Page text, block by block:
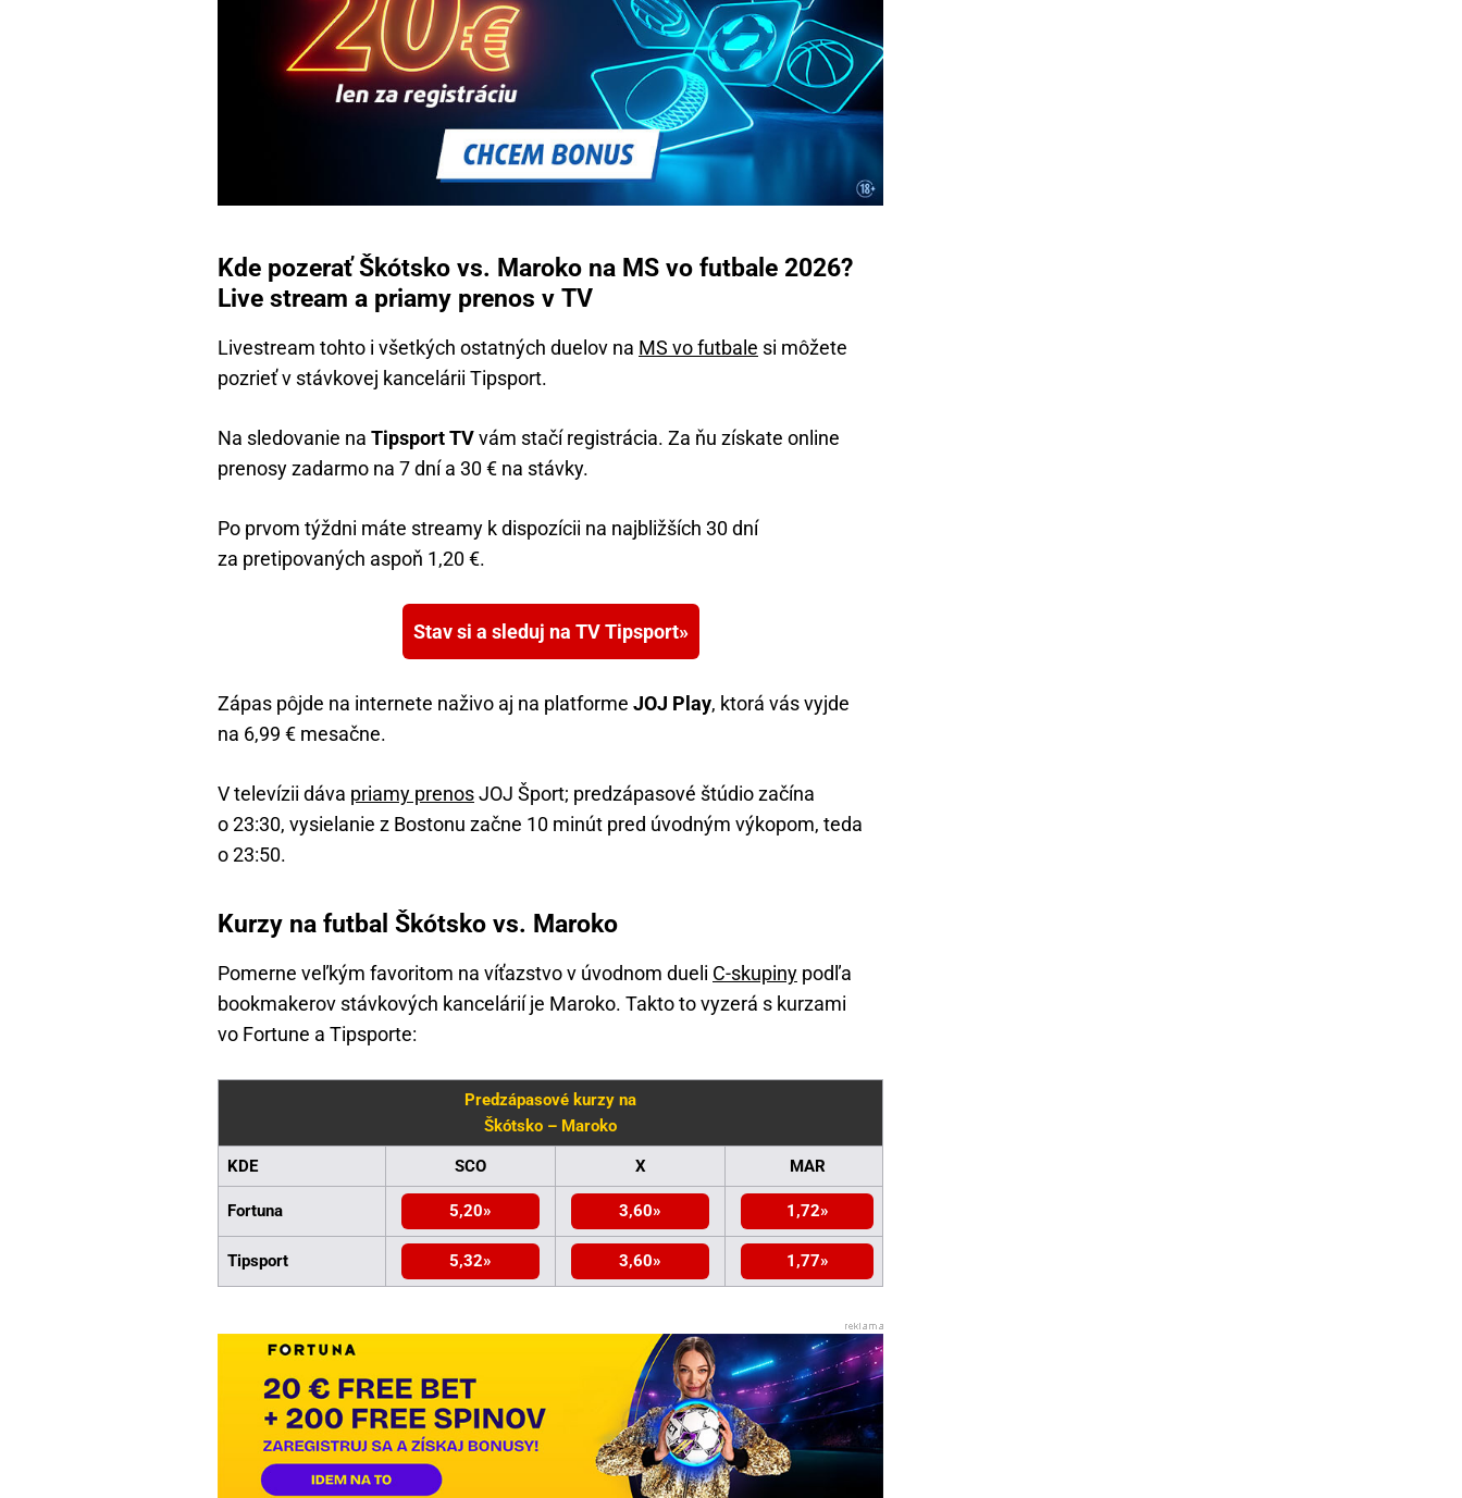
Kde pozerať Škótsko vs. Maroko na MS vo futbale 2026?
Live stream a priamy prenos v TV
Livestream tohto i všetkých ostatných duelov na MS vo futbale si môžete
pozrieť v stávkovej kancelárii Tipsport.
Na sledovanie na Tipsport TVvám stačí registrácia. Za ňu získate online
prenosy zadarmo na 7 dní a 30 € na stávky.
Po prvom týždni máte streamy k dispozícii na najbližších 30 dní
za pretipovaných aspoň 1,20 €.
Stav si a sleduj na TV Tipsport
Zápas pôjde na internete naživo aj na platforme JOJ Play, ktorá vás vyjde
na 6,99 € mesačne.
V televízii dáva priamy prenosJOJ Šport; predzápasové štúdio začína
o 23:30, vysielanie z Bostonu začne 10 minút pred úvodným výkopom, teda
o 23:50.
Kurzy na futbal Škótsko vs. Maroko
Pomerne veľkým favoritom na víťazstvo v úvodnom dueli C-skupiny podľa
bookmakerov stávkových kancelárií je Maroko. Takto to vyzerá s kurzami
vo Fortune a Tipsporte:
Predzápasové kurzy na
Škótsko – Maroko
KDE SCO X MAR
Fortuna 5,20 3,60 1,72
Tipsport 5,32 3,60 1,77